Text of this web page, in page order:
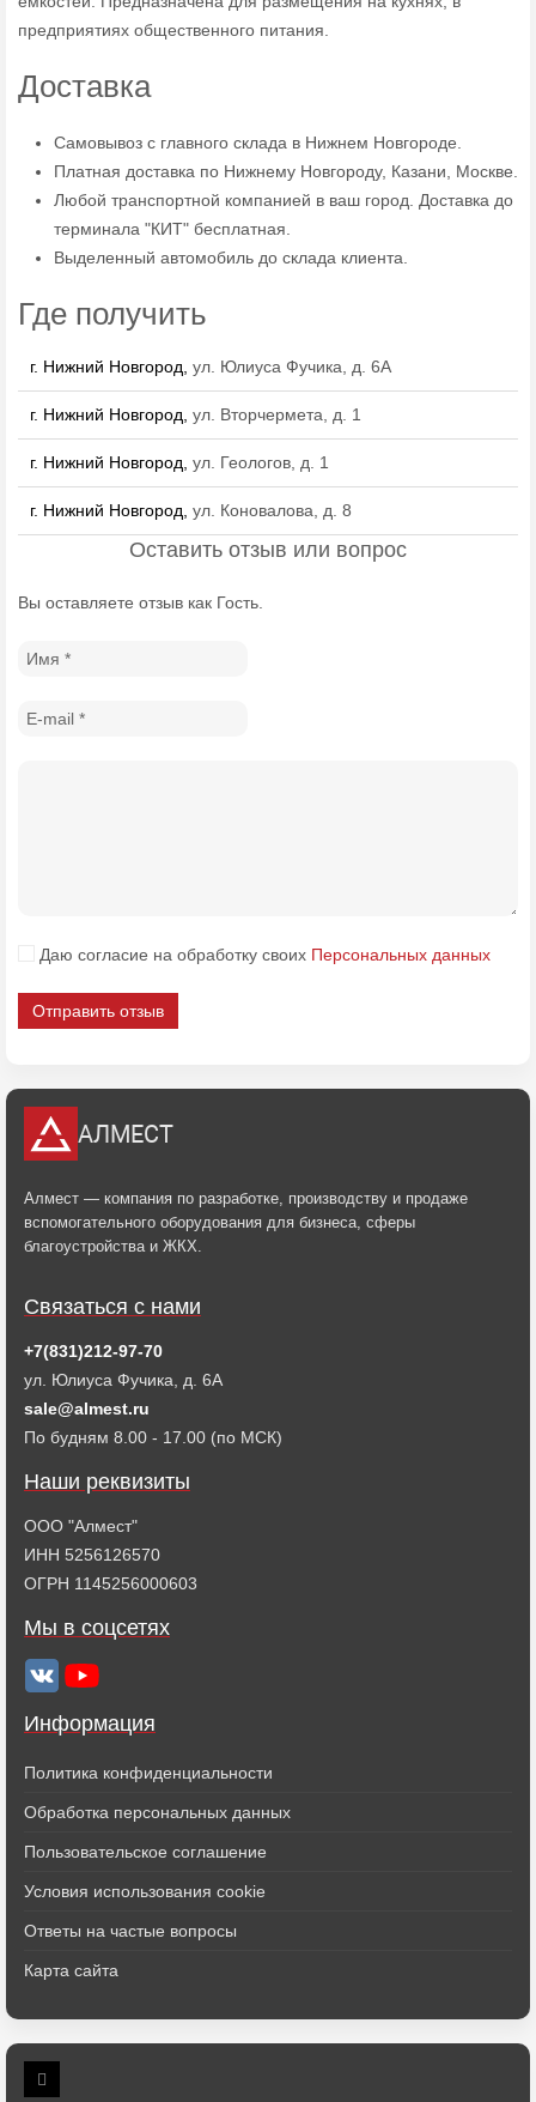
предприятиях общественного питания.
Доставка
Самовывоз с главного склада в Нижнем Новгороде.
Платная доставка по Нижнему Новгороду, Казани, Москве.
Любой транспортной компанией в ваш город. Доставка до
терминала "КИТ" бесплатная.
Выделенный автомобиль до склада клиента.
Где получить
г. Нижний Новгород, ул. Юлиуса Фучика, д. 6А
г. Нижний Новгород, ул. Вторчермета, д. 1
г. Нижний Новгород, ул. Геологов, д. 1
г. Нижний Новгород, ул. Коновалова, д. 8
Оставить отзыв или вопрос
Вы оставляете отзыв как Гость.
Даю согласие на обработку своих Персональных данных
Отправить отзыв
АЛМЕСТ
Алмест — компания по разработке, производству и продаже
вспомогательного оборудования для бизнеса, сферы
благоустройства и ЖКХ.
Информация
Политика конфиденциальности
Обработка персональных данных
Пользовательское соглашение
Условия использования cookie
Ответы на частые вопросы
Карта сайта
Связаться с нами
+7(831)212-97-70
ул. Юлиуса Фучика, д. 6А
sale@almest.ru
По будням 8.00 - 17.00 (по МСК)
Наши реквизиты
ООО "Алмест"
ИНН 5256126570
ОГРН 1145256000603
Мы в соцсетях